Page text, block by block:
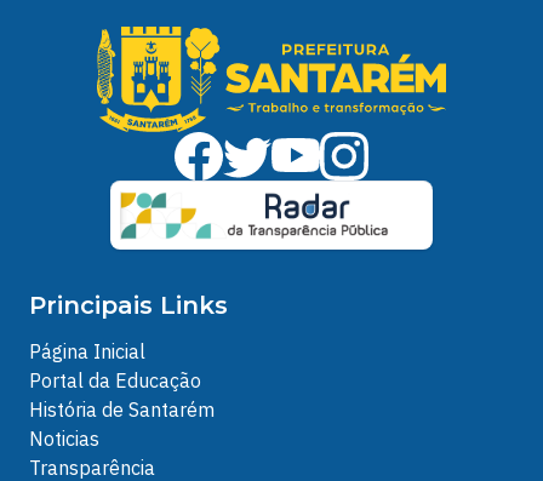
Principais Links
Página Inicial
Portal da Educação
História de Santarém
Noticias
Transparência